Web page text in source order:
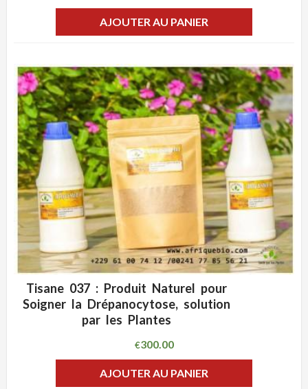
AJOUTER AU PANIER
ADD WISHLIST
Tisane 037 : Produit Naturel pour
Soigner la Drépanocytose, solution
par les Plantes
€300.00
AJOUTER AU PANIER